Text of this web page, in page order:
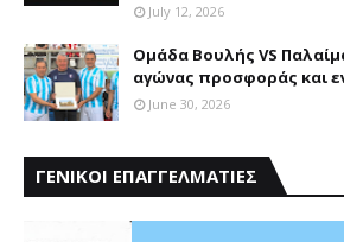
July 12, 2026
Ομάδα Βουλής VS
αγώνας προσφοράς και
June 30, 2026
ΓΕΝΙΚΟΙ ΕΠΑΓΓΕΛΜΑΤΙΕΣ